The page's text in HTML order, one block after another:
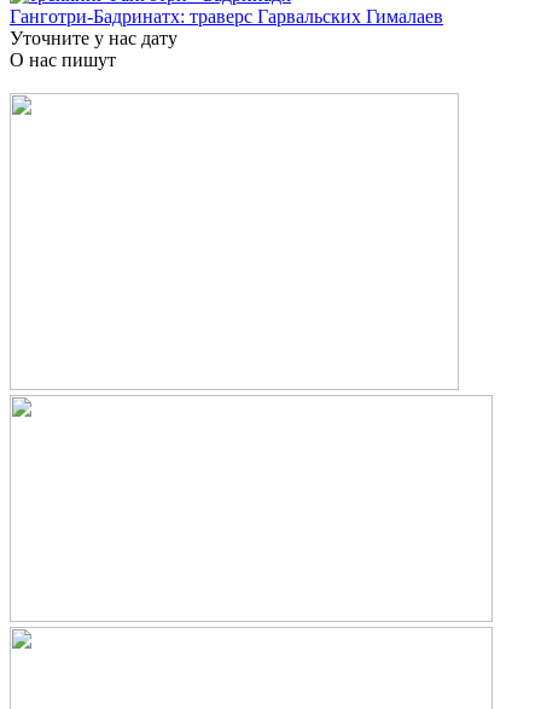
Ганготри-Бадринатх: траверс Гарвальских Гималаев
Уточните у нас дату
О нас пишут